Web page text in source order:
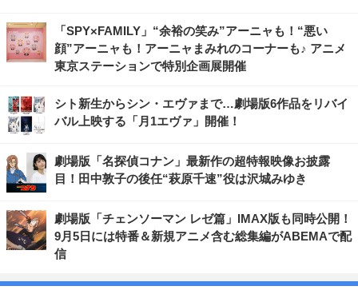
「SPY×FAMILY」“余裕の笑み”アーニャも！“悪い
顔”アーニャも！アーニャまみれのコーナーも♪ アニメ
東京ステーションで特別企画展開催
シト新生からシン・エヴァまで…劇場版6作品をリバイ
バル上映する「月1エヴァ」開催！
劇場版「名探偵コナン」最新作の超特報映像お披露
目！田中敦子の後任“萩原千速”役は沢城みゆき
劇場版「チェンソーマン レゼ篇」IMAX版も同時公開！
9月5日には特番＆新規アニメ含む総集編がABEMAで配
信